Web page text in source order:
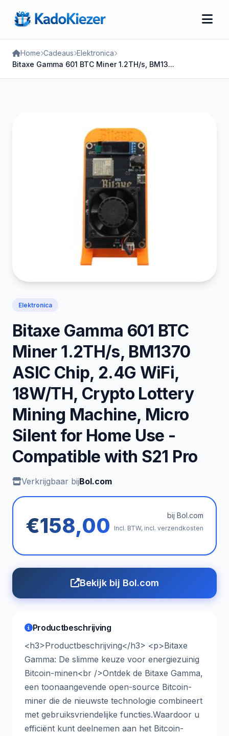
Home Cadeaus Elektronica
Bitaxe Gamma 601 BTC Miner 1.2TH/s, BM13...
Elektronica
Bitaxe Gamma 601 BTC
Miner 1.2TH/s, BM1370
ASIC Chip, 2.4G WiFi,
18W/TH, Crypto Lottery
Mining Machine, Micro
Silent for Home Use -
Compatible with S21 Pro
Verkrijgbaar bijBol.com
€158,00 bij Bol.com
Incl. BTW, incl. verzendkosten
Bekijk bij Bol.com
Productbeschrijving
<h3>Productbeschrijving</h3> <p>Bitaxe
Gamma: De slimme keuze voor energiezuinig
Bitcoin-minen<br />Ontdek de Bitaxe Gamma,
een toonaangevende open-source Bitcoin-
miner die de nieuwste technologie combineert
met gebruiksvriendelijke functies.Waardoor u
efficiënt kunt deelnemen aan het Bitcoin-